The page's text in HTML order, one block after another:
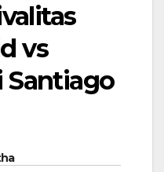
vs
Santiago